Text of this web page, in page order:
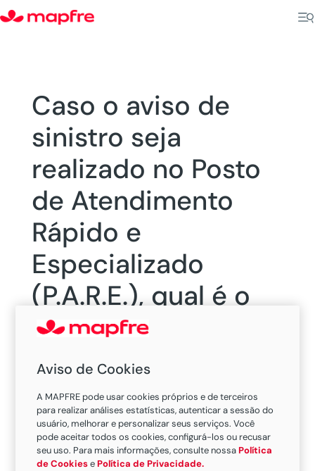
Caso o aviso de
sinistro seja
realizado no Posto
de Atendimento
Rápido e
Especializado
(P.A.R.E.), qual é o
prazo para
realização da
vistoria?
Aviso de Cookies
A MAPFRE pode usar cookies próprios e de terceiros
para realizar análises estatísticas, autenticar a sessão do
usuário, melhorar e personalizar seus serviços. Você
pode aceitar todos os cookies, configurá-los ou recusar
seu uso. Para mais informações, consulte nossaPolítica
de CookiesePolítica de Privacidade.